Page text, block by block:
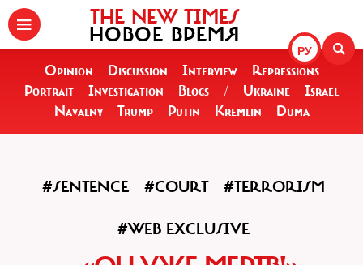
РУ
THE NEW TIMES
НОВОЕ ВРЕМЯ
Opinion Discussion Interview
Repressions
Portrait
Investigation Blogs / Ukraine
Israel
Navalny
Trump Putin Kremlin Duma
#SENTENCE #COURT #TERRORISM
#WEB EXCLUSIVE